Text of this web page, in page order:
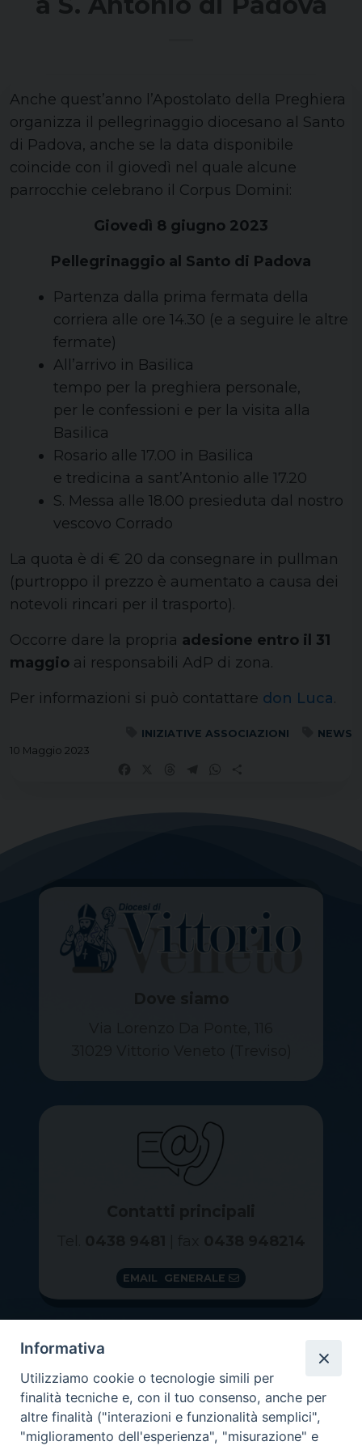
Anche quest’anno l’Apostolato della Preghiera
organizza il pellegrinaggio diocesano al Santo
di Padova, anche se la data disponibile
coincide con il giovedì nel quale alcune
parrocchie celebrano il Corpus Domini:
Giovedì 8 giugno 2023
Pellegrinaggio al Santo di Padova
Partenza dalla prima fermata della
corriera alle ore 14.30 (e a seguire le altre
fermate)
All’arrivo in Basilica
tempo per la preghiera personale,
per le confessioni e per la visita alla
Basilica
Rosario alle 17.00 in Basilica
e tredicina a sant’Antonio alle 17.20
S. Messa alle 18.00 presieduta dal nostro
vescovo Corrado
La quota è di € 20 da consegnare in pullman
(purtroppo il prezzo è aumentato a causa dei
notevoli rincari per il trasporto).
Occorre dare la propria adesione entro il 31
maggio ai responsabili AdP di zona.
Per informazioni si può contattare don Luca.
INIZIATIVE ASSOCIAZIONI
NEWS
10 Maggio 2023
EMAIL GENERALE
Informativa
Utilizziamo cookie o tecnologie simili per
finalità tecniche e, con il tuo consenso, anche per
altre finalità ("interazioni e funzionalità semplici",
"miglioramento dell'esperienza", "misurazione" e